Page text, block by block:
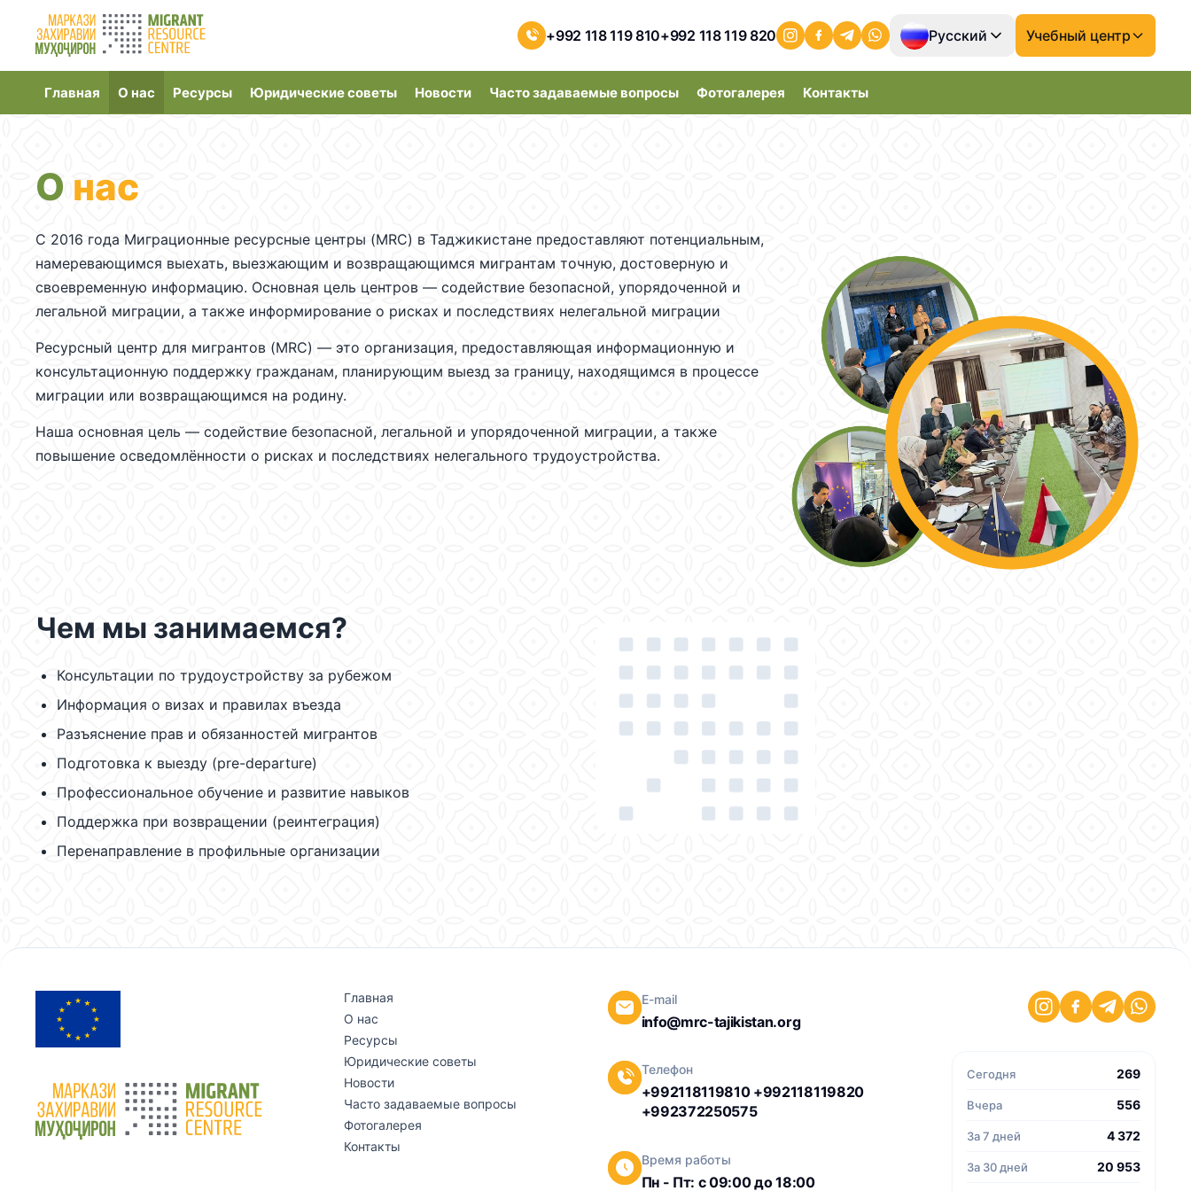
+992 118 119 810+992 118 119 820 Русский Учебный центр
Главная О нас Ресурсы Юридические советы Новости Часто задаваемые вопросы Фотогалерея Контакты
О нас
С 2016 года Миграционные ресурсные центры (MRC) в Таджикистане предоставляют потенциальным,
намеревающимся выехать, выезжающим и возвращающимся мигрантам точную, достоверную и
своевременную информацию. Основная цель центров — содействие безопасной, упорядоченной и
легальной миграции, а также информирование о рисках и последствиях нелегальной миграции
Ресурсный центр для мигрантов (MRC) — это организация, предоставляющая информационную и
консультационную поддержку гражданам, планирующим выезд за границу, находящимся в процессе
миграции или возвращающимся на родину.
Наша основная цель — содействие безопасной, легальной и упорядоченной миграции, а также
повышение осведомлённости о рисках и последствиях нелегального трудоустройства.
Чем мы занимаемся?
Консультации по трудоустройству за рубежом
Информация о визах и правилах въезда
Разъяснение прав и обязанностей мигрантов
Подготовка к выезду (pre-departure)
Профессиональное обучение и развитие навыков
Поддержка при возвращении (реинтеграция)
Перенаправление в профильные организации
Главная
О нас
Ресурсы
Юридические советы
Новости
Часто задаваемые вопросы
Фотогалерея
Контакты
E-mail
info@mrc-tajikistan.org
Телефон
+992118119810 +992118119820
+992372250575
Время работы
Пн - Пт: с 09:00 до 18:00
Сегодня 269
Вчера 556
За 7 дней 4 372
За 30 дней 20 953